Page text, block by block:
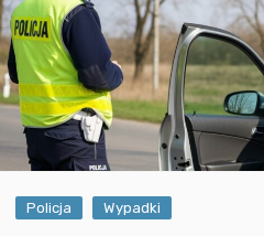
Policja Wypadki